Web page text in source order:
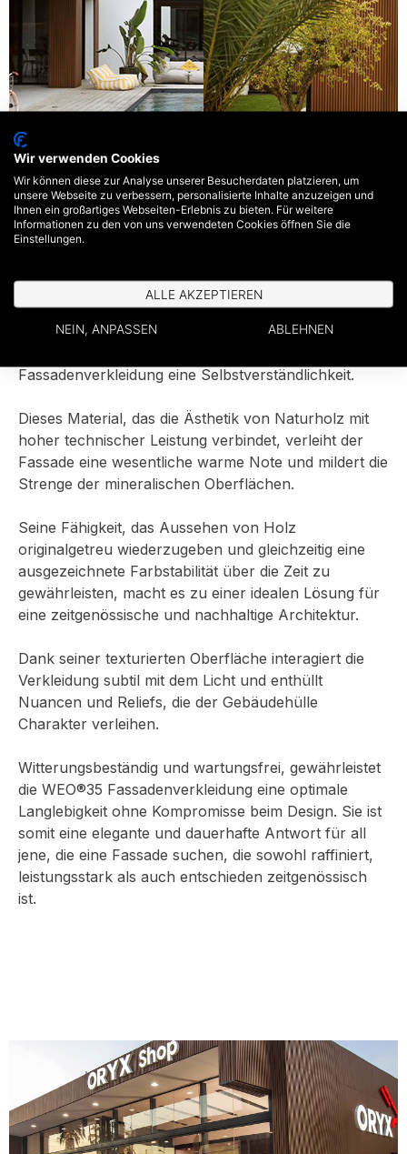
Wärme und
Langlebigkeit im Herzen
des Projekts
Um diese anspruchsvolle architektonische Vision zu
Fassadenverkleidung eine Selbstverständlichkeit.
Dieses Material, das die Ästhetik von Naturholz mit
hoher technischer Leistung verbindet, verleiht der
Fassade eine wesentliche warme Note und mildert die
Strenge der mineralischen Oberflächen.
Seine Fähigkeit, das Aussehen von Holz
originalgetreu wiederzugeben und gleichzeitig eine
ausgezeichnete Farbstabilität über die Zeit zu
gewährleisten, macht es zu einer idealen Lösung für
eine zeitgenössische und nachhaltige Architektur.
Dank seiner texturierten Oberfläche interagiert die
Verkleidung subtil mit dem Licht und enthüllt
Nuancen und Reliefs, die der Gebäudehülle
Charakter verleihen.
Witterungsbeständig und wartungsfrei, gewährleistet
die WEO®35 Fassadenverkleidung eine optimale
Langlebigkeit ohne Kompromisse beim Design. Sie ist
somit eine elegante und dauerhafte Antwort für all
jene, die eine Fassade suchen, die sowohl raffiniert,
leistungsstark als auch entschieden zeitgenössisch
ist.
Wir verwenden Cookies
Wir können diese zur Analyse unserer Besucherdaten platzieren, um
unsere Webseite zu verbessern, personalisierte Inhalte anzuzeigen und
Ihnen ein großartiges Webseiten-Erlebnis zu bieten. Für weitere
Informationen zu den von uns verwendeten Cookies öffnen Sie die
Einstellungen.
ALLE AKZEPTIEREN
NEIN, ANPASSEN ABLEHNEN